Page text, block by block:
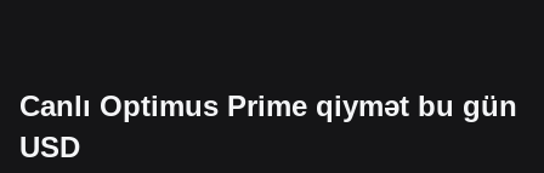
Canlı Optimus Prime qiymət bu gün
USD